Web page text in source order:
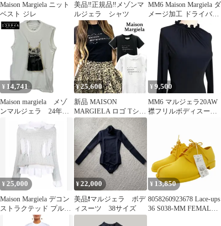
Maison Margiela ニット
ベスト ジレ
美品‼️正規品‼️メゾンマ
ルジェラ シャツ
MM6 Maison Margiela ダ
メージ加工 ドライバー
ズニット
¥ 14,741
Maison margiela メゾ
ンマルジェラ 24年
ビテーションパッチノ
ースリーブTシャツ S
¥25,600
新品 MAISON
MARGIELA ロゴ Tシャ
ツ ブラック Mサイズ
¥ 9,500
MM6 マルジェラ20AW
襟フリルボディスーツ
¥ 25,000
Maison Margiela デコン
ストラクテッド プルオ
¥22,000
美品❗️マルジェラ ボデ
ィスーツ 38サイズ
¥ 13,850
8058260923678 Lace-ups
36 S038-MM FEMALE